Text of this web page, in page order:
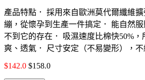
產品特點． 採用來自歐洲莫代爾纖維
繃，從懷孕到生產一件搞定． 能自然
不到它的存在． 吸濕速度比棉快50%
爽、透氣． 尺寸安定（不易變形），不
$142.0 $158.0